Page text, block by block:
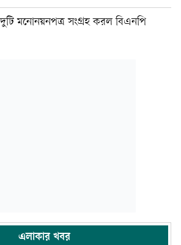
দুটি মনোনয়নপত্র সংগ্রহ করল বিএনপি
এলাকার খবর